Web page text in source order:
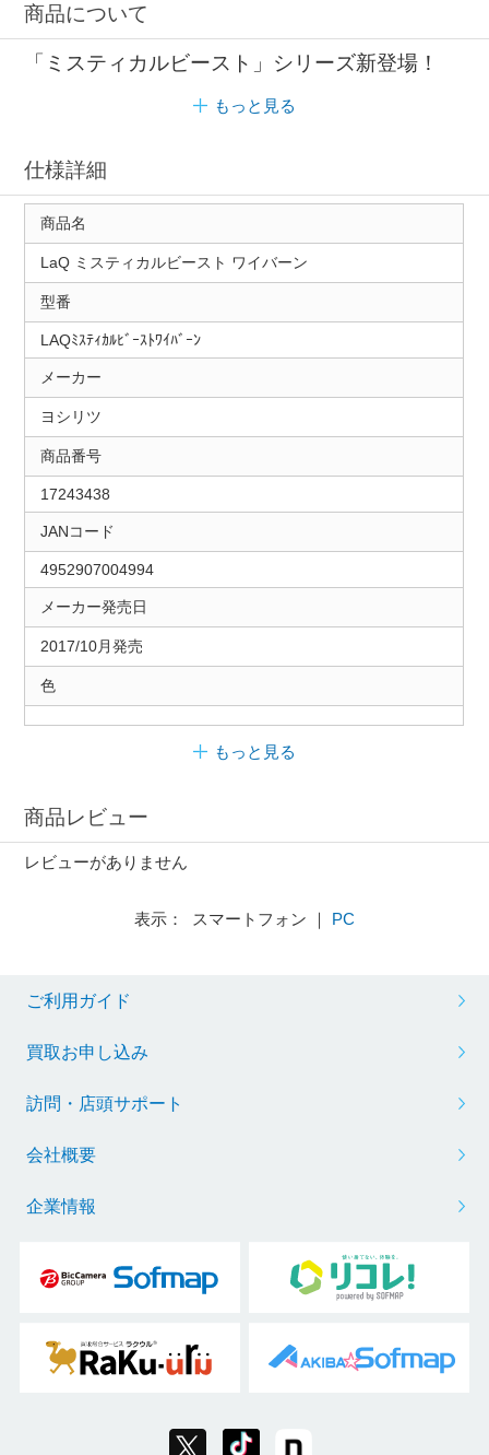
商品について
「ミスティカルビースト」シリーズ新登場！
もっと見る
仕様詳細
商品名
LaQ ミスティカルビースト ワイバーン
型番
LAQﾐｽﾃｨｶﾙﾋﾞｰｽﾄﾜｲﾊﾞｰﾝ
メーカー
ヨシリツ
商品番号
17243438
JANコード
4952907004994
メーカー発売日
2017/10月発売
色
もっと見る
商品レビュー
レビューがありません
表示： スマートフォン ｜ PC
ご利用ガイド
買取お申し込み
訪問・店頭サポート
会社概要
企業情報